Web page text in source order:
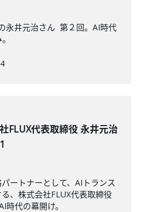
永井元治さん 第２回。AI時代
FLUX代表取締役 永井元治
ートナーとして、AIトランス
、株式会社FLUX代表取締役
代の幕開け。